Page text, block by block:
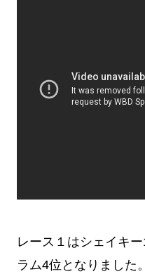
レース１はシェイキ
ラム4位となりました。